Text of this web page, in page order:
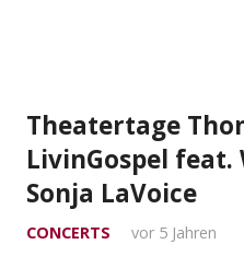
Theatertage
LivinGospel feat.
Sonja LaVoice
CONCERTS vor 5 Jahren